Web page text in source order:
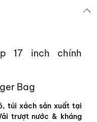
17 inch chính
Bag
túi xách sản xuất tại
trượt nước & kháng